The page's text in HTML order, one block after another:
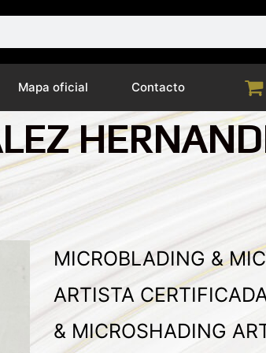
Mapa oficial Contacto
MICROBLADING &
ARTISTA
& MICROSHADING